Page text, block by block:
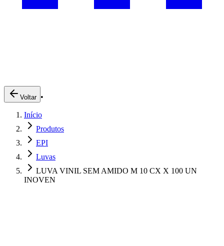
Pedidos Online
Trabalhe Conosco
Voltar •
Início
Produtos
EPI
Luvas
LUVA VINIL SEM AMIDO M 10 CX X 100 UN
INOVEN